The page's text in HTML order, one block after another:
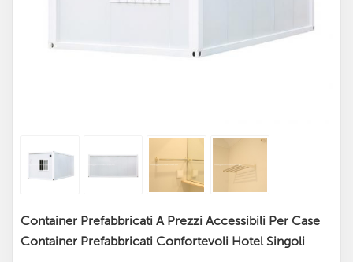
Container Prefabbricati A Prezzi Accessibili Per Case
Container Prefabbricati Confortevoli Hotel Singoli